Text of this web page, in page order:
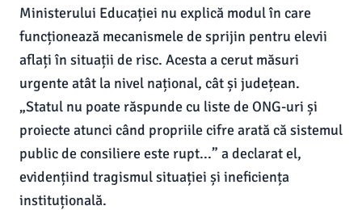
Ministerului Educației nu explică modul în care
funcționează mecanismele de sprijin pentru elevii
aflați în situații de risc. Acesta a cerut măsuri
urgente atât la nivel național, cât și județean.
„Statul nu poate răspunde cu liste de ONG-uri și
proiecte atunci când propriile cifre arată că sistemul
public de consiliere este rupt...” a declarat el,
evidențiind tragismul situației și ineficiența
instituțională.